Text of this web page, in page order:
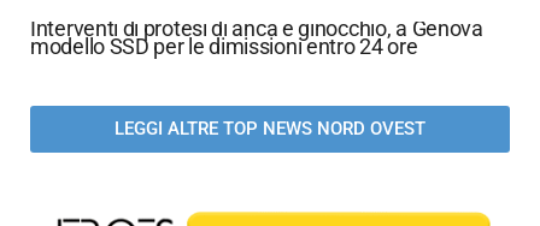
Interventi di protesi di anca e ginocchio, a Genova
modello SSD per le dimissioni entro 24 ore
LEGGI ALTRE TOP NEWS NORD OVEST